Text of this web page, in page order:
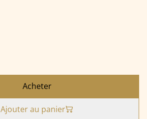
Acheter
Ajouter au panier